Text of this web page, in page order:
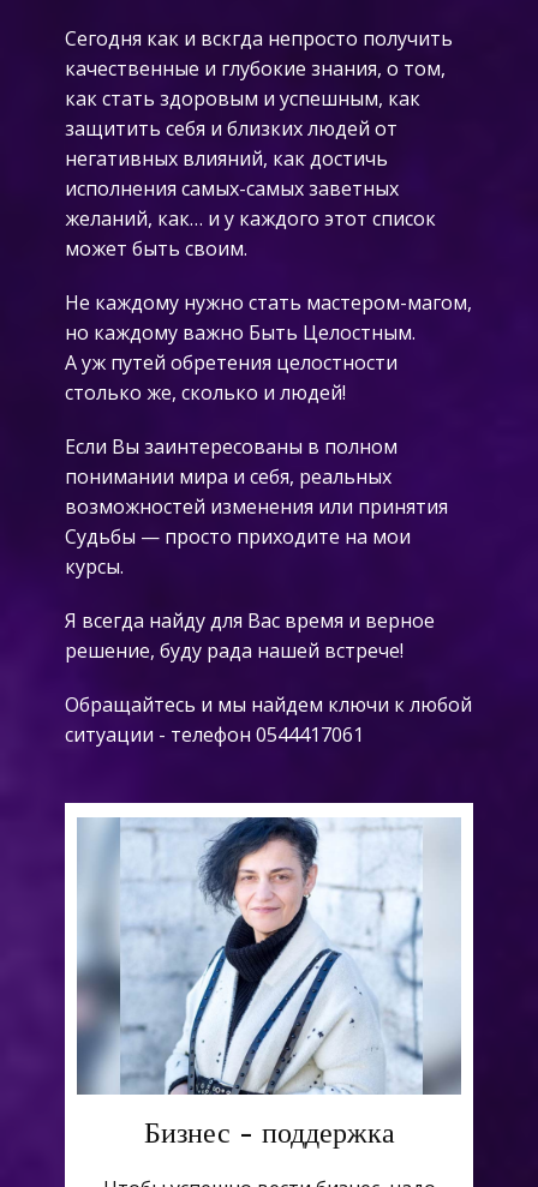
Сегодня как и вскгда непросто получить
качественные и глубокие знания, о том,
как стать здоровым и успешным, как
защитить себя и близких людей от
негативных влияний, как достичь
исполнения самых-самых заветных
желаний, как… и у каждого этот список
может быть своим.
Не каждому нужно стать мастером-магом,
но каждому важно Быть Целостным.
А уж путей обретения целостности
столько же, сколько и людей!
Если Вы заинтересованы в полном
понимании мира и себя, реальных
возможностей изменения или принятия
Судьбы — просто приходите на мои
курсы.
Я всегда найду для Вас время и верное
решение, буду рада нашей встрече!
Обращайтесь и мы найдем ключи к любой
ситуации - телефон 0544417061
Бизнес - поддержка